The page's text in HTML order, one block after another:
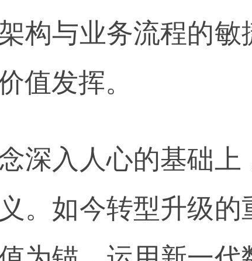
构与业务流程的敏
值发挥。
深入人心的基础上
。如今转型升级的